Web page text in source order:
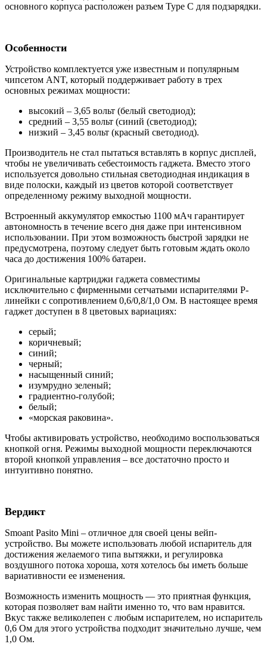
основного корпуса расположен разъем Type С для подзарядки.
Особенности
Устройство комплектуется уже известным и популярным
чипсетом ANT, который поддерживает работу в трех
основных режимах мощности:
высокий – 3,65 вольт (белый светодиод);
средний – 3,55 вольт (синий (светодиод);
низкий – 3,45 вольт (красный светодиод).
Производитель не стал пытаться вставлять в корпус дисплей,
чтобы не увеличивать себестоимость гаджета. Вместо этого
используется довольно стильная светодиодная индикация в
виде полоски, каждый из цветов которой соответствует
определенному режиму выходной мощности.
Встроенный аккумулятор емкостью 1100 мАч гарантирует
автономность в течение всего дня даже при интенсивном
использовании. При этом возможность быстрой зарядки не
предусмотрена, поэтому следует быть готовым ждать около
часа до достижения 100% батареи.
Оригинальные картриджи гаджета совместимы
исключительно с фирменными сетчатыми испарителями P-
линейки с сопротивлением 0,6/0,8/1,0 Ом. В настоящее время
гаджет доступен в 8 цветовых вариациях:
серый;
коричневый;
синий;
черный;
насыщенный синий;
изумрудно зеленый;
градиентно-голубой;
белый;
«морская раковина».
Чтобы активировать устройство, необходимо воспользоваться
кнопкой огня. Режимы выходной мощности переключаются
второй кнопкой управления – все достаточно просто и
интуитивно понятно.
Вердикт
Smoant Pasito Mini – отличное для своей цены вейп-
устройство. Вы можете использовать любой испаритель для
достижения желаемого типа вытяжки, и регулировка
воздушного потока хороша, хотя хотелось бы иметь больше
вариативности ее изменения.
Возможность изменить мощность — это приятная функция,
которая позволяет вам найти именно то, что вам нравится.
Вкус также великолепен с любым испарителем, но испаритель
0,6 Ом для этого устройства подходит значительно лучше, чем
1,0 Ом.